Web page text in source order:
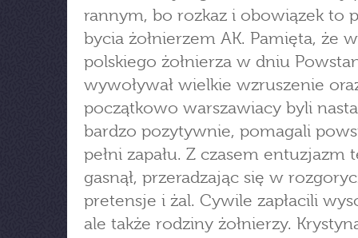
rannym, bo rozkaz i obowiązek to
bycia żołnierzem AK. Pamięta, że
polskiego żołnierza w dniu
wywoływał wielkie wzruszenie
początkowo warszawiacy byli
bardzo pozytywnie, pomagali
pełni zapału. Z czasem entuzjazm
gasnął, przeradzając się w
pretensje i żal. Cywile zapłacili
ale także rodziny żołnierzy.